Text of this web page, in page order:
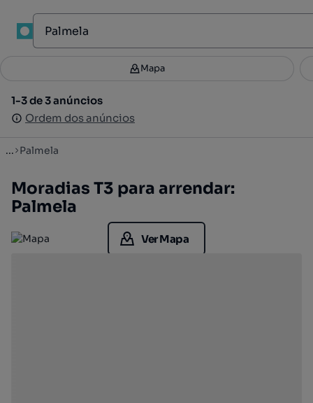
Filtros 4
1-3 de 3 anúncios
Ordem dos anúncios
Mapa
1-3 de 3 anúncios
Ordem dos anúncios
... Palmela
Moradias T3 para arrendar:
Palmela
Ver Mapa